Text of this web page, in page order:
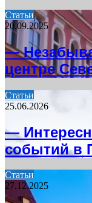
Статьи
20.09.2025
—
центре
Статьи
25.06.2026
—
событий в
Статьи
27.12.2025